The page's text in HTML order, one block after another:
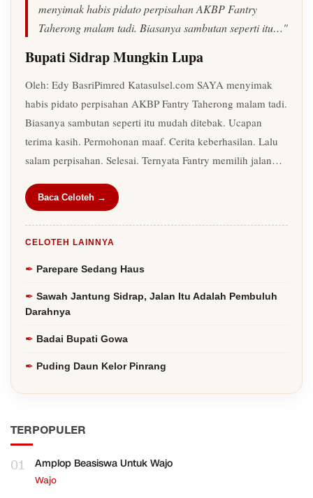
menyimak habis pidato perpisahan AKBP Fantry
Taherong malam tadi. Biasanya sambutan seperti itu…"
Bupati Sidrap Mungkin Lupa
Oleh: Edy BasriPimred Katasulsel.com SAYA menyimak
habis pidato perpisahan AKBP Fantry Taherong malam tadi.
Biasanya sambutan seperti itu mudah ditebak. Ucapan
terima kasih. Permohonan maaf. Cerita keberhasilan. Lalu
salam perpisahan. Selesai. Ternyata Fantry memilih jalan…
Baca Celoteh →
CELOTEH LAINNYA
Parepare Sedang Haus
Sawah Jantung Sidrap, Jalan Itu Adalah Pembuluh
Darahnya
Badai Bupati Gowa
Puding Daun Kelor Pinrang
TERPOPULER
01 Amplop Beasiswa Untuk Wajo
Wajo